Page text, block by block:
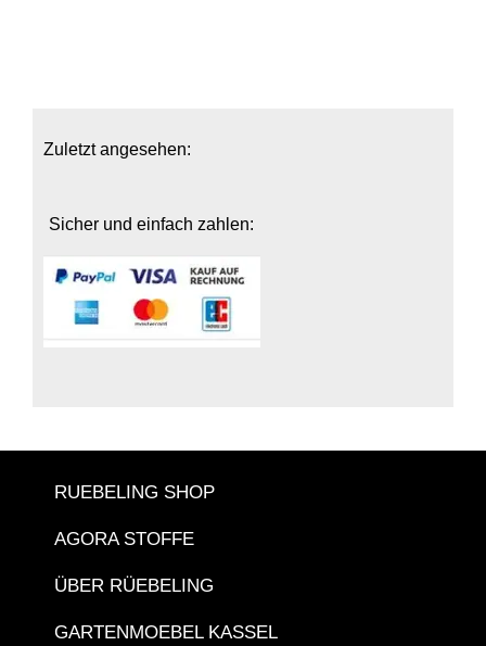
Zuletzt angesehen:
Sicher und einfach zahlen:
RUEBELING SHOP
AGORA STOFFE
ÜBER RÜEBELING
GARTENMOEBEL KASSEL